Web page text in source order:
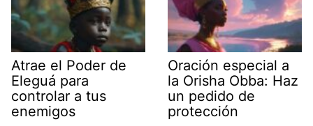
Atrae el Poder de
Eleguá para
controlar a tus
enemigos
Oración especial a
la Orisha Obba: Haz
un pedido de
protección